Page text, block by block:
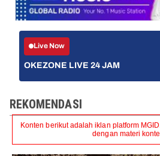
Live Now
OKEZONE LIVE 24 JAM